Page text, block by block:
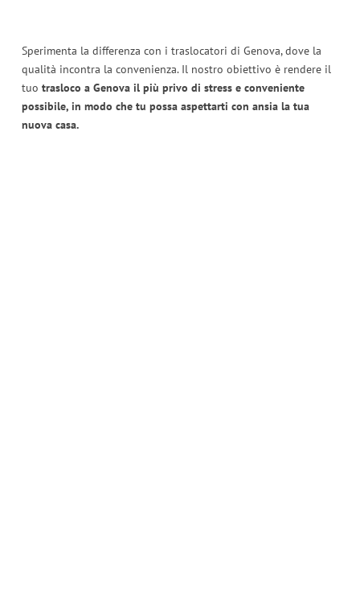
Sperimenta la differenza con i traslocatori di Genova, dove la
qualità incontra la convenienza. Il nostro obiettivo è rendere il
tuo trasloco a Genova il più privo di stress e conveniente
possibile, in modo che tu possa aspettarti con ansia la tua
nuova casa.